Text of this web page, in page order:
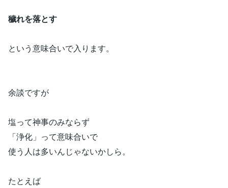
穢れを落とす
という意味合いで入ります。
余談ですが
塩って神事のみならず
「浄化」って意味合いで
使う人は多いんじゃないかしら。
たとえば